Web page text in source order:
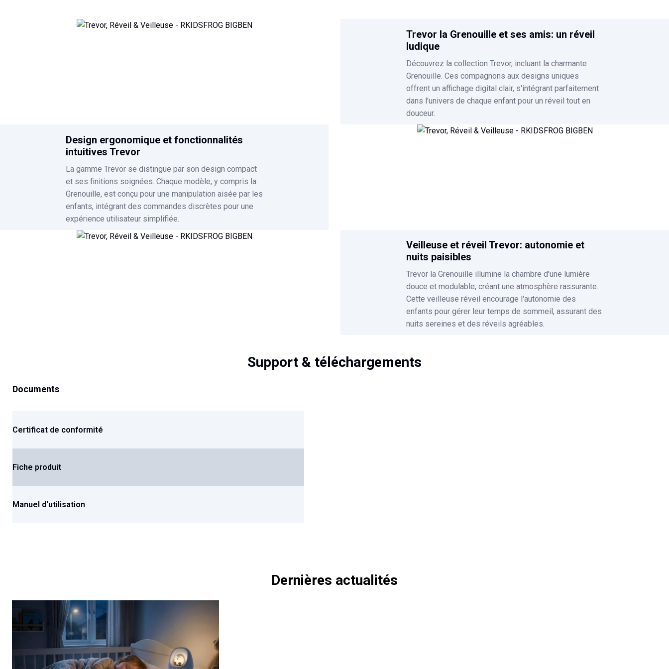
Trevor la Grenouille et ses amis: un réveil
ludique
Découvrez la collection Trevor, incluant la charmante
Grenouille. Ces compagnons aux designs uniques
offrent un affichage digital clair, s'intégrant parfaitement
dans l'univers de chaque enfant pour un réveil tout en
douceur.
Design ergonomique et fonctionnalités
intuitives Trevor
La gamme Trevor se distingue par son design compact
et ses finitions soignées. Chaque modèle, y compris la
Grenouille, est conçu pour une manipulation aisée par les
enfants, intégrant des commandes discrètes pour une
expérience utilisateur simplifiée.
Veilleuse et réveil Trevor: autonomie et
nuits paisibles
Trevor la Grenouille illumine la chambre d'une lumière
douce et modulable, créant une atmosphère rassurante.
Cette veilleuse réveil encourage l'autonomie des
enfants pour gérer leur temps de sommeil, assurant des
nuits sereines et des réveils agréables.
Support & téléchargements
Documents
Certificat de conformité
Fiche produit
Manuel d'utilisation
Dernières actualités